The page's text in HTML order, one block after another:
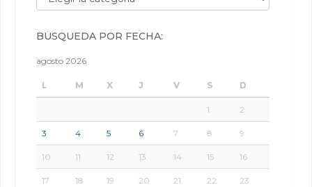
BÚSQUEDA POR FECHA:
agosto 2026
L M X J V S D
1 2
3 4 5 6 7 8 9
10 11 12 13 14 15 16
17 18 19 20 21 22 23